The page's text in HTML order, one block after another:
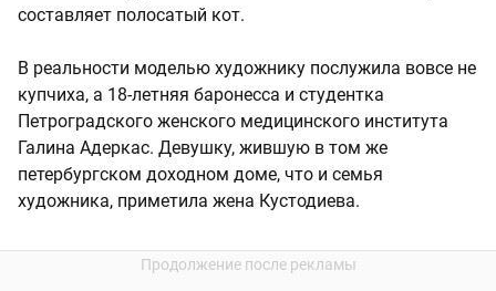
составляет полосатый кот.
В реальности моделью художнику послужила вовсе не
купчиха, а 18-летняя баронесса и студентка
Петроградского женского медицинского института
Галина Адеркас. Девушку, жившую в том же
петербургском доходном доме, что и семья
художника, приметила жена Кустодиева.